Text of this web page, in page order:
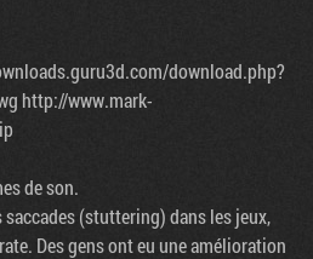
download.php?
http://www.mark-
de son.
saccades (stuttering) dans les jeux,
Des gens ont eu une amélioration